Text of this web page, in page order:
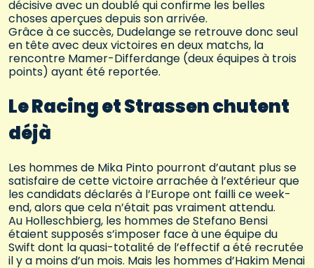
décisive avec un doublé qui confirme les belles
choses aperçues depuis son arrivée.
Grâce à ce succès, Dudelange se retrouve donc seul
en tête avec deux victoires en deux matchs, la
rencontre Mamer-Differdange (deux équipes à trois
points) ayant été reportée.
Le Racing et Strassen chutent
déjà
Les hommes de Mika Pinto pourront d’autant plus se
satisfaire de cette victoire arrachée à l’extérieur que
les candidats déclarés à l’Europe ont failli ce week-
end, alors que cela n’était pas vraiment attendu.
Au Holleschbierg, les hommes de Stefano Bensi
étaient supposés s’imposer face à une équipe du
Swift dont la quasi-totalité de l’effectif a été recrutée
il y a moins d’un mois. Mais les hommes d’Hakim Menai